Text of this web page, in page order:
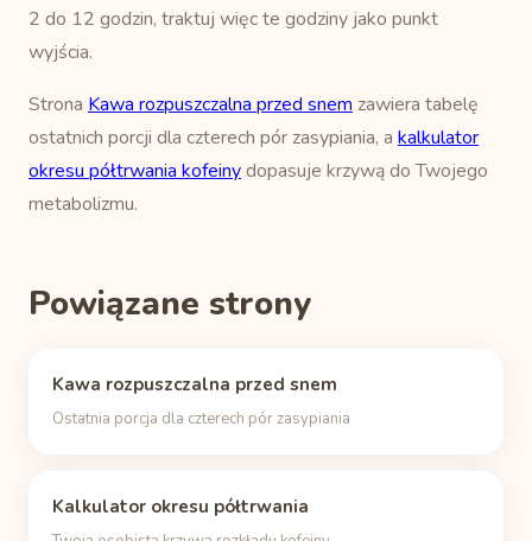
2 do 12 godzin, traktuj więc te godziny jako punkt
wyjścia.
Strona Kawa rozpuszczalna przed snem zawiera tabelę
ostatnich porcji dla czterech pór zasypiania, a kalkulator
okresu półtrwania kofeinydopasuje krzywą do Twojego
metabolizmu.
Powiązane strony
Kawa rozpuszczalna przed snem
Ostatnia porcja dla czterech pór zasypiania
Kalkulator okresu półtrwania